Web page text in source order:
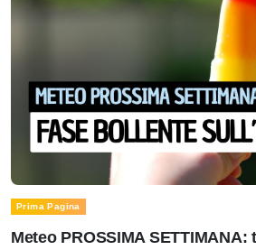
Prima Pagina
Meteo PROSSIMA SETTIMANA: